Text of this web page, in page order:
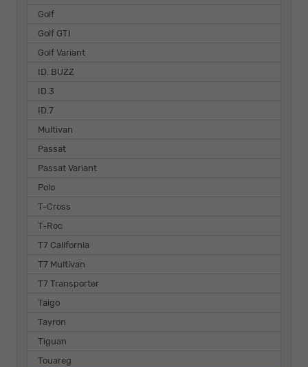
Golf
Golf GTI
Golf Variant
ID. BUZZ
ID.3
ID.7
Multivan
Passat
Passat Variant
Polo
T-Cross
T-Roc
T7 California
T7 Multivan
T7 Transporter
Taigo
Tayron
Tiguan
Touareg